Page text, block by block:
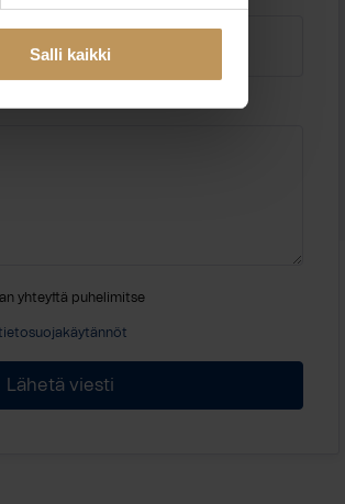
Salli kaikki
yhteyttä puhelimitse